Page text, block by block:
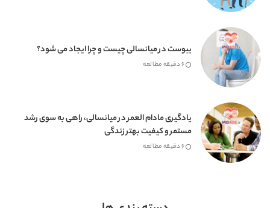
یبوست در میانسالی چیست و چرا ایجاد می شود؟
6 دقیقه مطالعه
یادگیری مادام العمر در میانسالی، راهی به سوی رشد
مستمر و کیفیت بهتر زندگی
6 دقیقه مطالعه